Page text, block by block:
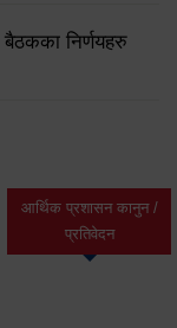
निर्णयहरु
आर्थिक प्रशासन कानुन /
प्रतिवेदन